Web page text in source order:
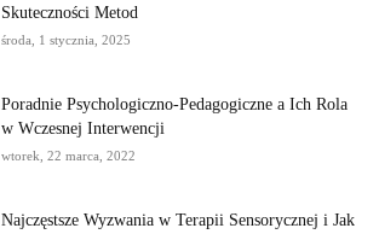
Skuteczności Metod
środa, 1 stycznia, 2025
Poradnie Psychologiczno-Pedagogiczne a Ich Rola
w Wczesnej Interwencji
wtorek, 22 marca, 2022
Najczęstsze Wyzwania w Terapii Sensorycznej i Jak